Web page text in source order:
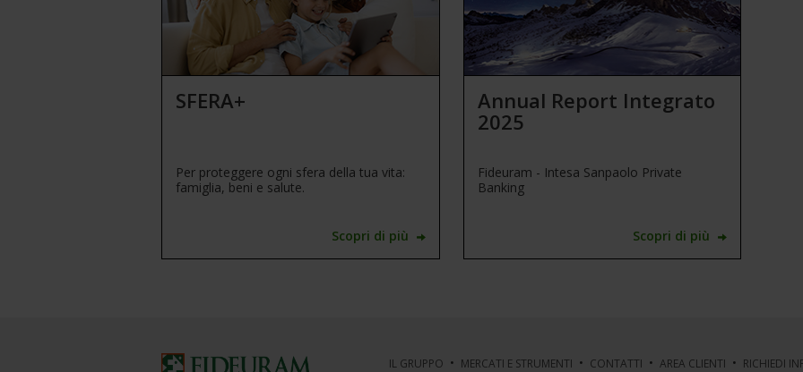
SFERA+
Per proteggere ogni sfera della tua vita:
famiglia, beni e salute.
Scopri di più
Annual Report Integrato
2025
Fideuram - Intesa Sanpaolo Private
Banking
Scopri di più
IL GRUPPO MERCATI E STRUMENTI CONTATTI AREA CLIENTI RICHIEDI